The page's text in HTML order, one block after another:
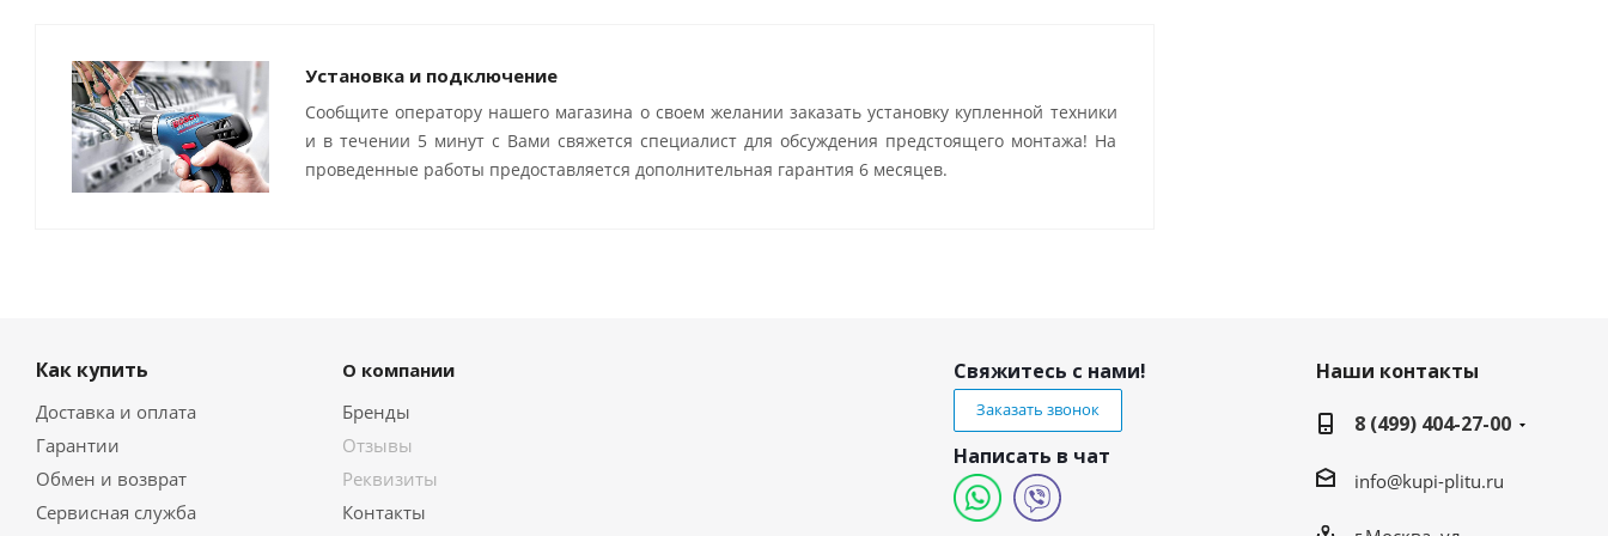
Установка и подключение
Сообщите оператору нашего магазина о своем желании заказать установку купленной техники
и в течении 5 минут с Вами свяжется специалист для обсуждения предстоящего монтажа! На
проведенные работы предоставляется дополнительная гарантия 6 месяцев.
Как купить
Доставка и оплата
Гарантии
Обмен и возврат
Сервисная служба
О компании
Бренды
Отзывы
Реквизиты
Контакты
Свяжитесь с нами!
Заказать звонок
Написать в чат
Наши контакты
8 (499) 404-27-00
info@kupi-plitu.ru